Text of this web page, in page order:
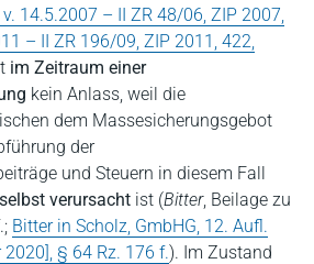
v. 14.5.2007 – II ZR 48/06, ZIP 2007,
– II ZR 196/09, ZIP 2011, 422,
im Zeitraum einer
kein Anlass, weil die
dem Massesicherungsgebot
der
und Steuern in diesem Fall
verursacht ist (Bitter, Beilage zu
Bitter in Scholz, GmbHG, 12. Aufl.
§ 64 Rz. 176 f.). Im Zustand